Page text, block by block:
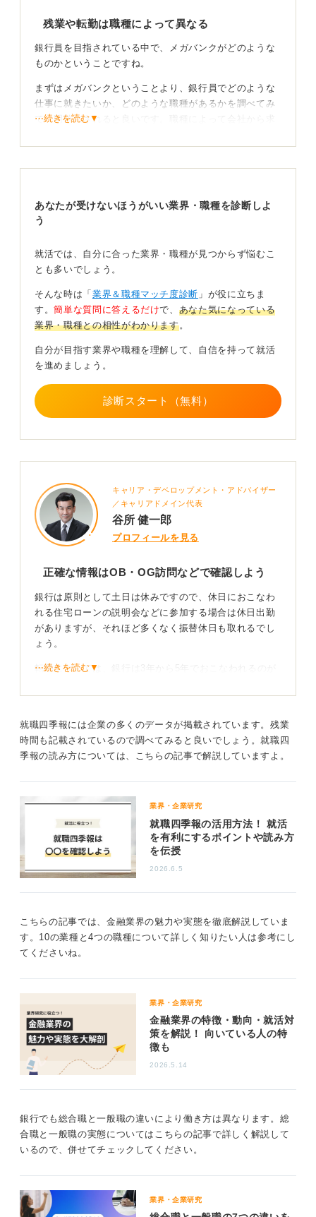
残業や転勤は職種によって異なる
銀行員を目指されている中で、メガバンクがどのような
ものかということですね。
まずはメガバンクということより、銀行員でどのような
仕事に就きたいか、どのような職種があるかを調べてみ
て、明確にされると良いです。職種によって会社から求
→最高何時間まで残業が可能なのかという観点から回答
すると、36協定の時間までが限度になります。
のか
→職種によって異なります。
・休日出勤の頻度はどのくらいか
→企業によって異なりますが、実際に休日出勤をした
ら、代休を取られています。
・転勤はどの程度の頻度であるのか
→職種によって変わりますが、2～3年が多いと聞いてい
ます。しかしこの転勤頻度は異業種でもあります。
・激務な勤務体系は今度も変わらないのか
スリム化されています。
⋯続きを読む▼
あなたが受けないほうがいい業界・職種を診断しよ
う
就活では、自分に合った業界・職種が見つからず悩むこ
とも多いでしょう。
そんな時は「 業界＆職種マッチ度診断 」が役に立ちま
す。簡単な質問に答えるだけで、 あなた気になっている
業界・職種との相性がわかります。
自分が目指す業界や職種を理解して、自信を持って就活
を進めましょう。
診断スタート（無料）
キャリア・デベロップメント・アドバイザー
／キャリアドメイン代表
谷所 健一郎
プロフィールを見る
正確な情報はOB・OG訪問などで確認しよう
銀行は原則として土日は休みですので、休日におこなわ
れる住宅ローンの説明会などに参加する場合は休日出勤
がありますが、それほど多くなく振替休日も取れるでし
ょう。
転勤については、銀行は3年から5年でおこなわれるのが
えると良いかもしれません。
質問内容について銀行により異なりますので、志望銀行
のOB・OG訪問などで、正確な情報を得ることをおすす
めします。
・1日にどれくらいの残業があるのか
銀行により違いますし、一般職と総合職でも異なるでし
ょう。以前のメガバンクは確かに残業時間も多かったの
ですが、最近は総合職でも45時間以内に収めるように指
示されている銀行もあります。
・残業が多い場合は、どのような業務で残業が発生する
告などがあります。
また1円でも合わなければ帰れないという風習は今でもあ
支店ですと、たとえば20時以降は業務ができないなどの
規則を設けている銀行もありますので、残業はそれほど
多くないでしょう。ただし裁量労働の企画部門などは、
長時間労働をおこなっているケースがあります。
・転勤はどの程度の頻度であるのか
3年から5年くらいで転勤があると考えたほうが良いでし
・激務な勤務体系は今度も変わらないのか
労働基準法の改正や働き方改革もあり勤務体系は改善さ
⋯続きを読む▼
就職四季報には企業の多くのデータが掲載されています。残業
時間も記載されているので調べてみると良いでしょう。就職四
季報の読み方については、こちらの記事で解説していますよ。
業界・企業研究
就職四季報の活用方法！ 就活
を有利にするポイントや読み方
を伝授
2026.6.5
こちらの記事では、金融業界の魅力や実態を徹底解説していま
す。10の業種と4つの職種について詳しく知りたい人は参考にし
てくださいね。
業界・企業研究
金融業界の特徴・動向・就活対
策を解説！ 向いている人の特
徴も
2026.5.14
銀行でも総合職と一般職の違いにより働き方は異なります。総
合職と一般職の実態についてはこちらの記事で詳しく解説して
いるので、併せてチェックしてください。
業界・企業研究